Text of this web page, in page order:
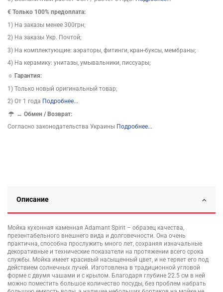
€ Только 100% предоплата:
1) На заказы менее 300грн;
2) На заказы Укр. Почтой;
3) На комплектующие: аэраторы, фитинги, кран-буксы, мембраны;
4) На керамику: унитазы, умывальники, писсуары;
☼ Гарантия:
1) Только новый оригинальный товар;
2) От 1 года Подробнее...
↔Обмен / Возврат:
Согласно законодательства Украины Подробнее...
Описание
Мойка кухонная каменная Adamant Spirit – образец качества,
презентабельного внешнего вида и долговечности. Она очень
практична, способна прослужить много лет, сохраняя изначальные
декоративные и технические показатели на протяжении всего срока
службы. Мойка имеет красивый насыщенный цвет, и не теряет его под
действием солнечных лучей. Изготовлена в традиционной угловой
форме с двумя чашами и с крылом. Благодаря глубине 22.5 см в ней
можно поместить большое количество посуды, без проблем набрать